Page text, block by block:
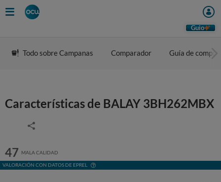
Guio
Todo sobre Campanas Comparador Guía de compra
Características de BALAY 3BH262MBX
47 MALA CALIDAD
VALORACIÓN CON DATOS DE EPREL